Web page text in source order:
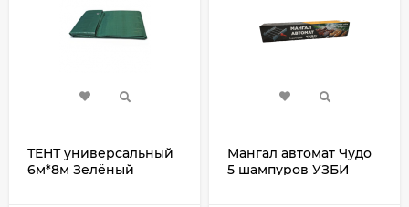
ТЕНТ универсальный
6м*8м Зелёный
Мангал автомат Чудо
5 шампуров УЗБИ